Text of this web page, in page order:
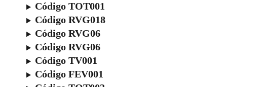
Código TOT001
Código RVG018
Código RVG06
Código RVG06
Código TV001
Código FEV001